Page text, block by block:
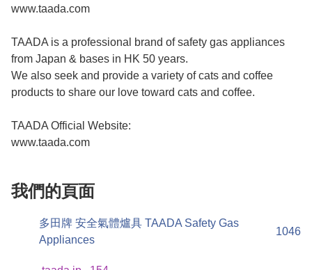
www.taada.com
TAADA is a professional brand of safety gas appliances
from Japan & bases in HK 50 years.
We also seek and provide a variety of cats and coffee
products to share our love toward cats and coffee.
TAADA Official Website:
www.taada.com
我們的頁面
多田牌 安全氣體爐具 TAADA Safety Gas
Appliances
1046